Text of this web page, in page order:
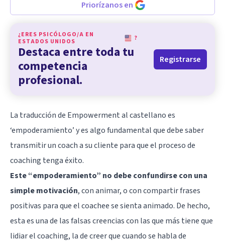
Priorízanos en
¿ERES PSICÓLOGO/A EN
ESTADOS UNIDOS
?
Destaca entre toda tu
competencia
profesional.
Registrarse
La traducción de Empowerment al castellano es
‘empoderamiento’ y es algo fundamental que debe saber
transmitir un coach a su cliente para que el proceso de
coaching tenga éxito.
Este “empoderamiento” no debe confundirse con una
simple motivación, con animar, o con compartir frases
positivas para que el coachee se sienta animado. De hecho,
esta es una de las falsas creencias con las que más tiene que
lidiar el coaching, la de creer que cuando se habla de